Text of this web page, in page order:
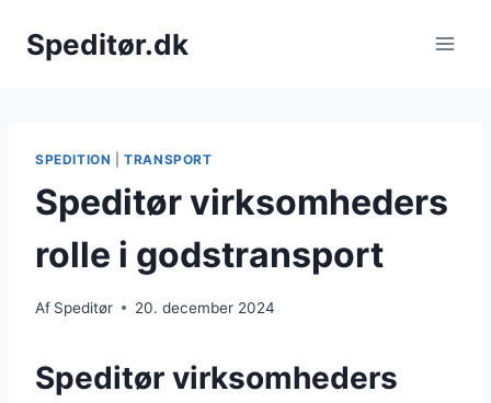
Speditør.dk
SPEDITION |TRANSPORT
Speditør virksomheders
rolle i godstransport
Af Speditør 20. december 2024
Speditør virksomheders